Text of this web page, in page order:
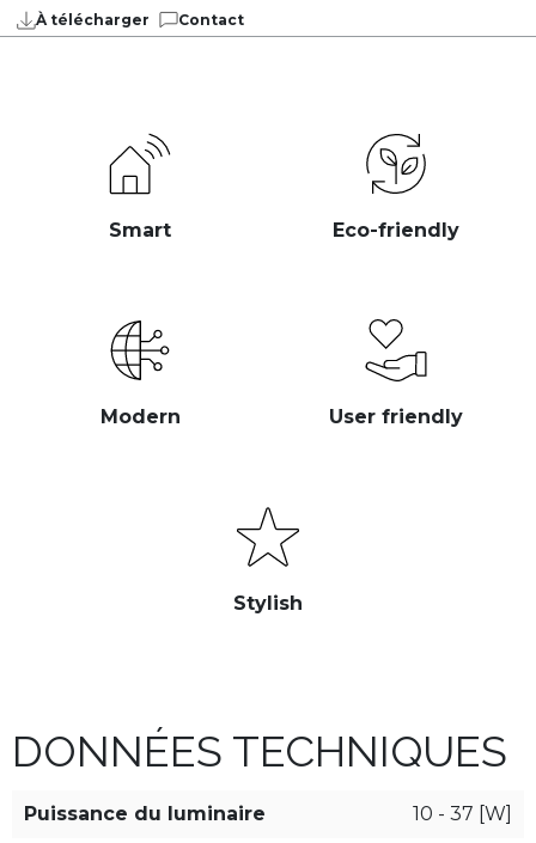
À télécharger
Contact
Smart Eco-friendly
Modern User friendly
Stylish
DONNÉES TECHNIQUES
Puissance du luminaire 10 - 37 [W]